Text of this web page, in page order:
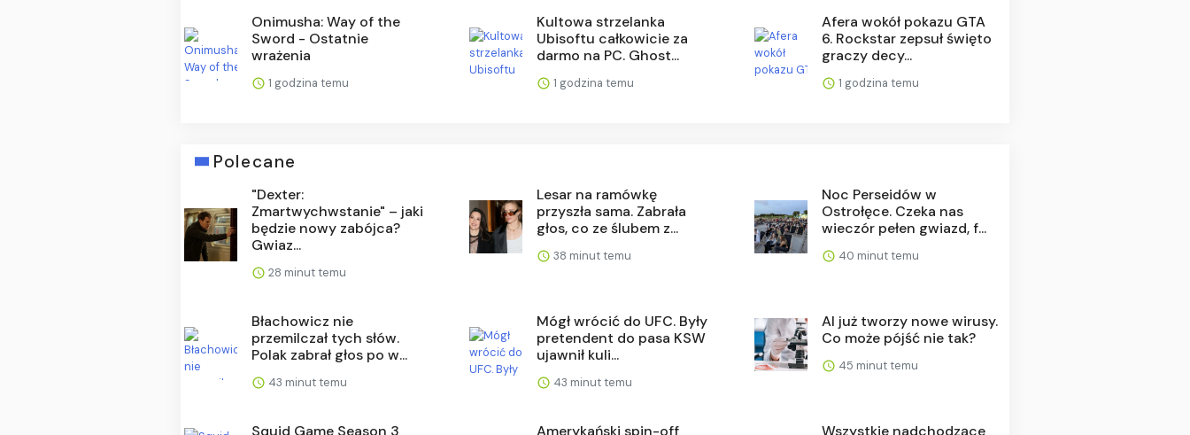
Onimusha: Way of the
Sword - Ostatnie
wrażenia
1 godzina temu
Kultowa strzelanka
Ubisoftu całkowicie za
darmo na PC. Ghost...
1 godzina temu
Afera wokół pokazu GTA
6. Rockstar zepsuł święto
graczy decy...
1 godzina temu
Polecane
"Dexter:
Zmartwychwstanie" – jaki
będzie nowy zabójca?
Gwiaz...
28 minut temu
Lesar na ramówkę
przyszła sama. Zabrała
głos, co ze ślubem z...
38 minut temu
Noc Perseidów w
Ostrołęce. Czeka nas
wieczór pełen gwiazd, f...
40 minut temu
Błachowicz nie
przemilczał tych słów.
Polak zabrał głos po w...
43 minut temu
Mógł wrócić do UFC. Były
pretendent do pasa KSW
ujawnił kuli...
43 minut temu
AI już tworzy nowe wirusy.
Co może pójść nie tak?
45 minut temu
Squid Game Season 3 Amerykański spin-off Wszystkie nadchodzące